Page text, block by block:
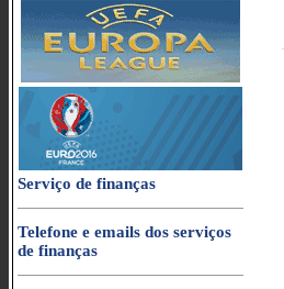
Serviço de finanças
Telefone e emails dos serviços
de finanças